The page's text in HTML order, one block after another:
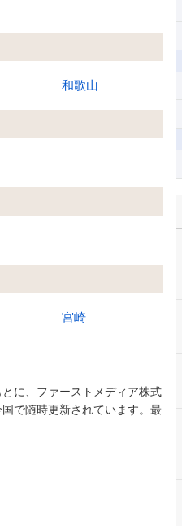
和歌山
宮崎
に、ファーストメディア株式
で随時更新されています。最